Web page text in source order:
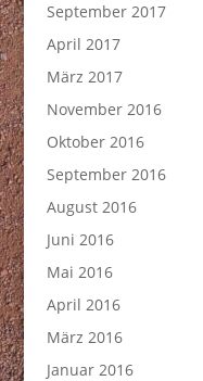
September 2017
April 2017
März 2017
November 2016
Oktober 2016
September 2016
August 2016
Juni 2016
Mai 2016
April 2016
März 2016
Januar 2016